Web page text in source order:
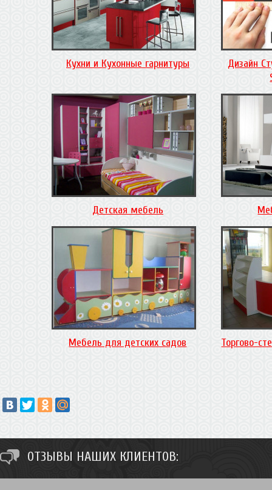
Кухни и Кухонные гарнитуры
Дизайн
Детская мебель
Мебель для детских садов Торгово-
ОТЗЫВЫ НАШИХ КЛИЕНТОВ: